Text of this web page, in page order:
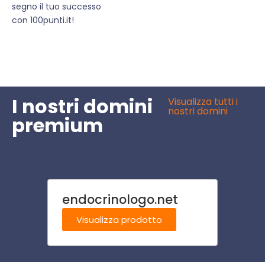
segno il tuo successo
con 100punti.it!
I nostri domini
premium
Visualizza tutti i
nostri domini
endocrinologo.net
Visualizza prodotto